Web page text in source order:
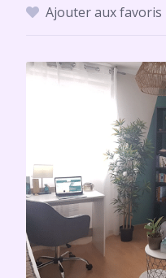
Ajouter aux favoris